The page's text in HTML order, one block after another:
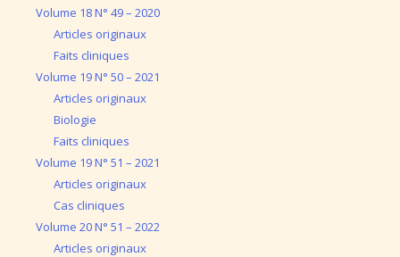
Volume 18 N° 49 – 2020
Articles originaux
Faits cliniques
Volume 19 N° 50 – 2021
Articles originaux
Biologie
Faits cliniques
Volume 19 N° 51 – 2021
Articles originaux
Cas cliniques
Volume 20 N° 51 – 2022
Articles originaux